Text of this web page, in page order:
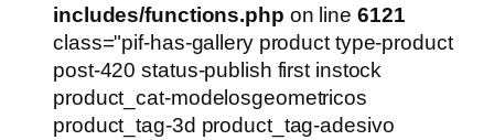
includes/functions.php on line 6121
class="pif-has-gallery product type-product
post-420 status-publish first instock
product_cat-modelosgeometricos
product_tag-3d product_tag-adesivo